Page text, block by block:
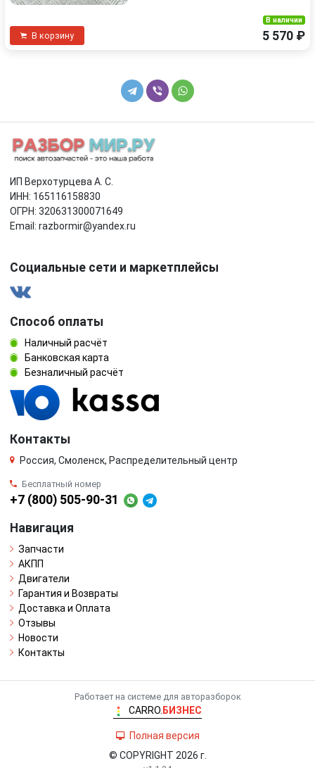
В корзину
В наличии
5 570 ₽
ИП Верхотурцева А. С.
ИНН: 165116158830
ОГРН: 320631300071649
Email: razbormir@yandex.ru
Социальные сети и маркетплейсы
Способ оплаты
Наличный расчёт
Банковская карта
Безналичный расчёт
Контакты
Россия, Смоленск, Распределительный центр
Бесплатный номер
+7 (800) 505-90-31
Навигация
Запчасти
АКПП
Двигатели
Гарантия и Возвраты
Доставка и Оплата
Отзывы
Новости
Контакты
Работает на системе для авторазборок
CARRO. БИЗНЕС
Полная версия
© COPYRIGHT 2026 г.